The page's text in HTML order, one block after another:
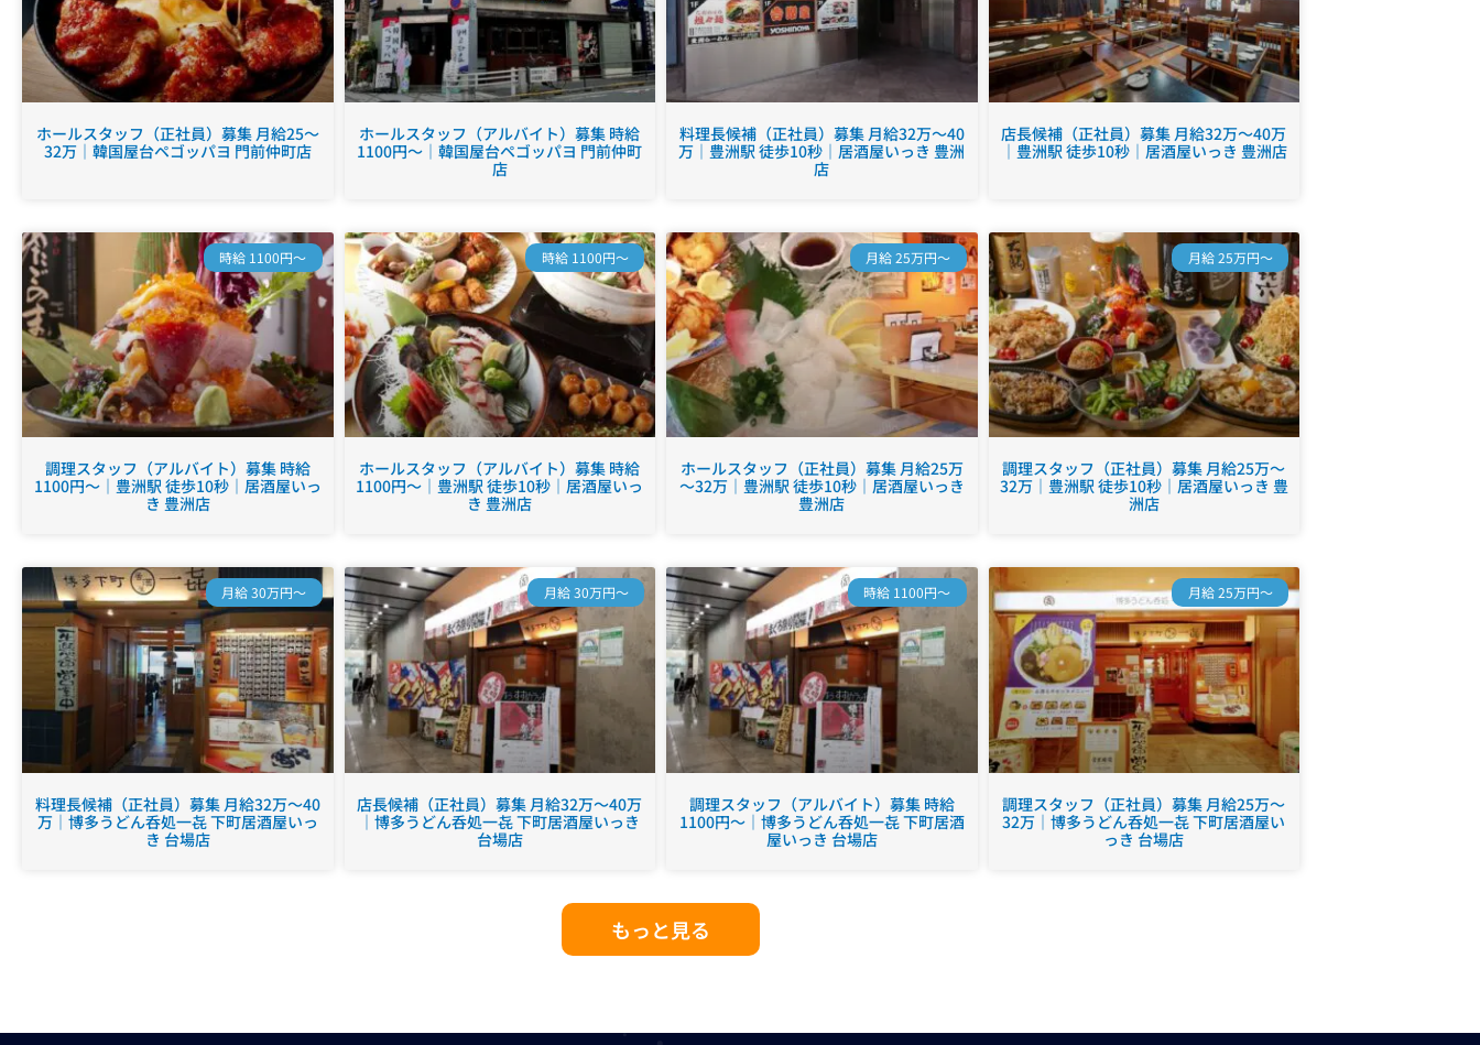
ホールスタッフ（正社員）募集 月給25～
32万｜韓国屋台ペゴッパヨ 門前仲町店
ホールスタッフ（アルバイト）募集 時給
1100円～｜韓国屋台ペゴッパヨ 門前仲町
店
料理長候補（正社員）募集 月給32万～40
万｜豊洲駅 徒歩10秒｜居酒屋いっき 豊洲
店
店長候補（正社員）募集 月給32万～40万
｜豊洲駅 徒歩10秒｜居酒屋いっき 豊洲店
時給 1100円～
調理スタッフ（アルバイト）募集 時給
1100円～｜豊洲駅 徒歩10秒｜居酒屋いっ
き 豊洲店
時給 1100円～
ホールスタッフ（アルバイト）募集 時給
1100円～｜豊洲駅 徒歩10秒｜居酒屋いっ
き 豊洲店
月給 25万円～
ホールスタッフ（正社員）募集 月給25万
～32万｜豊洲駅 徒歩10秒｜居酒屋いっき
豊洲店
月給 25万円～
調理スタッフ（正社員）募集 月給25万～
32万｜豊洲駅 徒歩10秒｜居酒屋いっき 豊
洲店
月給 30万円～
料理長候補（正社員）募集 月給32万～40
万｜博多うどん呑処一㐂 下町居酒屋いっ
き 台場店
月給 30万円～
店長候補（正社員）募集 月給32万～40万
｜博多うどん呑処一㐂 下町居酒屋いっき
台場店
時給 1100円～
調理スタッフ（アルバイト）募集 時給
1100円～｜博多うどん呑処一㐂 下町居酒
屋いっき 台場店
月給 25万円～
調理スタッフ（正社員）募集 月給25万～
32万｜博多うどん呑処一㐂 下町居酒屋い
っき 台場店
もっと見る